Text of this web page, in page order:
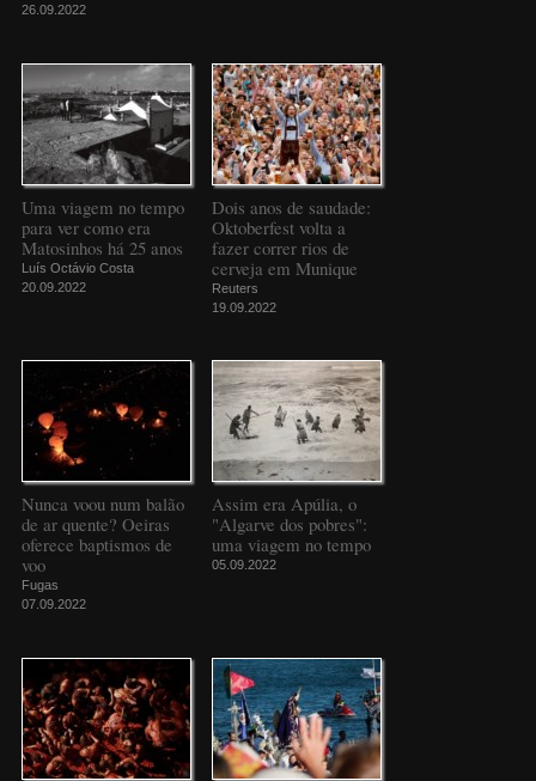
26.09.2022
Uma viagem no tempo
para ver como era
Matosinhos há 25 anos
Luís Octávio Costa
20.09.2022
Dois anos de saudade:
Oktoberfest volta a
fazer correr rios de
cerveja em Munique
Reuters
19.09.2022
Nunca voou num balão
de ar quente? Oeiras
oferece baptismos de
voo
Fugas
07.09.2022
Assim era Apúlia, o
"Algarve dos pobres":
uma viagem no tempo
05.09.2022